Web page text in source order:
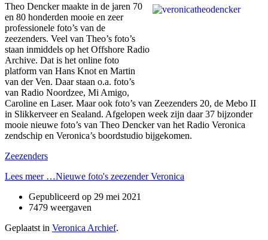
Theo Dencker maakte in de jaren 70
en 80 honderden mooie en zeer
professionele foto’s van de
zeezenders. Veel van Theo’s foto’s
staan inmiddels op het Offshore Radio
Archive. Dat is het online foto
platform van Hans Knot en Martin
van der Ven. Daar staan o.a. foto’s
van Radio Noordzee, Mi Amigo,
Caroline en Laser. Maar ook foto’s van Zeezenders 20, de Mebo II
in Slikkerveer en Sealand. Afgelopen week zijn daar 37 bijzonder
mooie nieuwe foto’s van Theo Dencker van het Radio Veronica
zendschip en Veronica’s boordstudio bijgekomen.
Zeezenders
Lees meer …Nieuwe foto's zeezender Veronica
Gepubliceerd op 29 mei 2021
7479 weergaven
Geplaatst in Veronica Archief.